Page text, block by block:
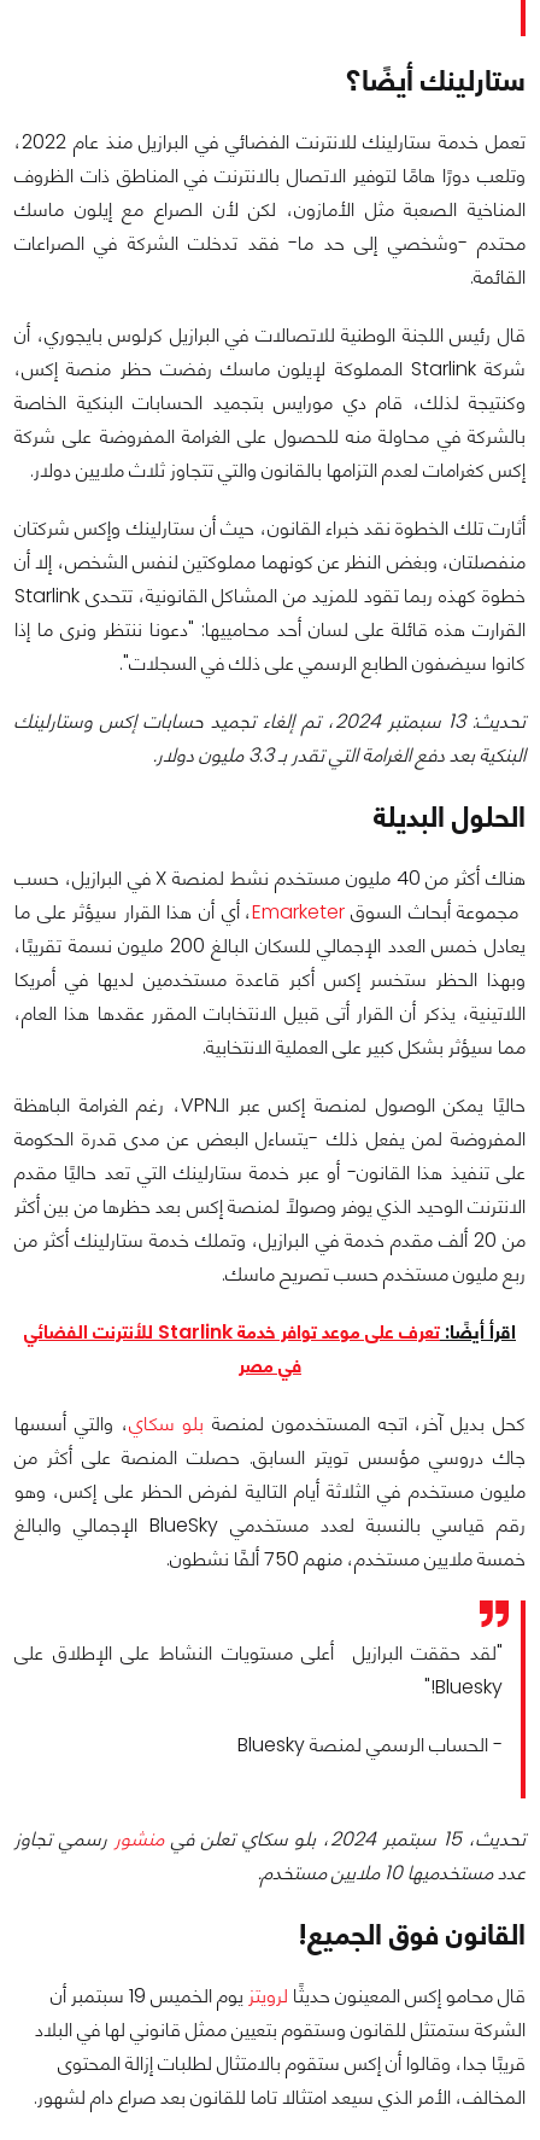
ستارلينك أيضًا؟
تعمل خدمة ستارلينك للانترنت الفضائي في البرازيل منذ عام 2022،
وتلعب دورًا هامًا لتوفير الاتصال بالانترنت في المناطق ذات الظروف
المناخية الصعبة مثل الأمازون، لكن لأن الصراع مع إيلون ماسك
محتدم -وشخصي إلى حد ما- فقد تدخلت الشركة في الصراعات
القائمة.
قال رئيس اللجنة الوطنية للاتصالات في البرازيل كرلوس بايجوري، أن
شركة Starlink المملوكة لإيلون ماسك رفضت حظر منصة إكس،
وكنتيجة لذلك، قام دي مورايس بتجميد الحسابات البنكية الخاصة
بالشركة في محاولة منه للحصول على الغرامة المفروضة على شركة
إكس كغرامات لعدم التزامها بالقانون والتي تتجاوز ثلاث ملايين دولار.
أثارت تلك الخطوة نقد خبراء القانون، حيث أن ستارلينك وإكس شركتان
منفصلتان، وبغض النظر عن كونهما مملوكتين لنفس الشخص، إلا أن
خطوة كهذه ربما تقود للمزيد من المشاكل القانونية، تتحدى Starlink
القرارت هذه قائلة على لسان أحد محامييها: "دعونا ننتظر ونرى ما إذا
كانوا سيضفون الطابع الرسمي على ذلك في السجلات".
تحديث: 13 سبمتبر 2024، تم إلغاء تجميد حسابات إكس وستارلينك
البنكية بعد دفع الغرامة التي تقدر بـ 3.3 مليون دولار.
الحلول البديلة
هناك أكثر من 40 مليون مستخدم نشط لمنصة X في البرازيل، حسب
مجموعة أبحاث السوقEmarketer، أي أن هذا القرار سيؤثر على ما
يعادل خمس العدد الإجمالي للسكان البالغ 200 مليون نسمة تقريبًا،
وبهذا الحظر ستخسر إكس أكبر قاعدة مستخدمين لديها في أمريكا
اللاتينية، يذكر أن القرار أتى قبيل الانتخابات المقرر عقدها هذا العام،
مما سيؤثر بشكل كبير على العملية الانتخابية.
حاليًا يمكن الوصول لمنصة إكس عبر الـVPN، رغم الغرامة الباهظة
المفروضة لمن يفعل ذلك -يتساءل البعض عن مدى قدرة الحكومة
على تنفيذ هذا القانون- أو عبر خدمة ستارلينك التي تعد حاليًا مقدم
الانترنت الوحيد الذي يوفر وصولًا لمنصة إكس بعد حظرها من بين أكثر
من 20 ألف مقدم خدمة في البرازيل، وتملك خدمة ستارلينك أكثر من
ربع مليون مستخدم حسب تصريح ماسك.
اقرأ أيضًا:
تعرف على موعد توافر خدمة Starlink للأنترنت الفضائي
في مصر
كحل بديل آخر، اتجه المستخدمون لمنصة بلو سكاي، والتي أسسها
جاك دروسي مؤسس تويتر السابق. حصلت المنصة على أكثر من
مليون مستخدم في الثلاثة أيام التالية لفرض الحظر على إكس، وهو
رقم قياسي بالنسبة لعدد مستخدمي BlueSky الإجمالي والبالغ
خمسة ملايين مستخدم، منهم 750 ألفًا نشطون.
"لقد حققت البرازيل أعلى مستويات النشاط على الإطلاق على
Bluesky!"
- الحساب الرسمي لمنصة Bluesky
تحديث، 15 سبتمبر 2024، بلو سكاي تعلن في منشوررسمي تجاوز
عدد مستخدميها 10 ملايين مستخدم.
القانون فوق الجميع!
قال محامو إكس المعينون حديثًا لرويتز
يوم الخميس 19 سبتمبر أن
الشركة ستمتثل للقانون وستقوم بتعيين ممثل قانوني لها في البلاد
قريبًا جدا، وقالوا أن إكس ستقوم بالامتثال لطلبات إزالة المحتوى
المخالف، الأمر الذي سيعد امتثالا تاما للقانون بعد صراع دام لشهور.